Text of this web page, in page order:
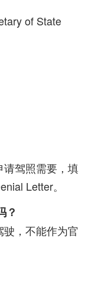
of State
驾照需要，填
Letter。
？
，不能作为官